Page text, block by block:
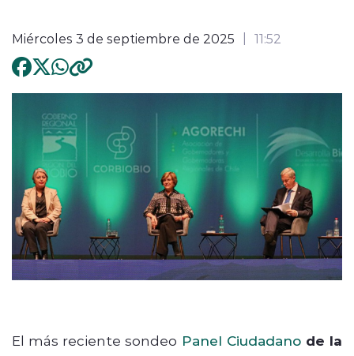
Miércoles 3 de septiembre de 2025 11:52
El más reciente sondeo Panel Ciudadanode la